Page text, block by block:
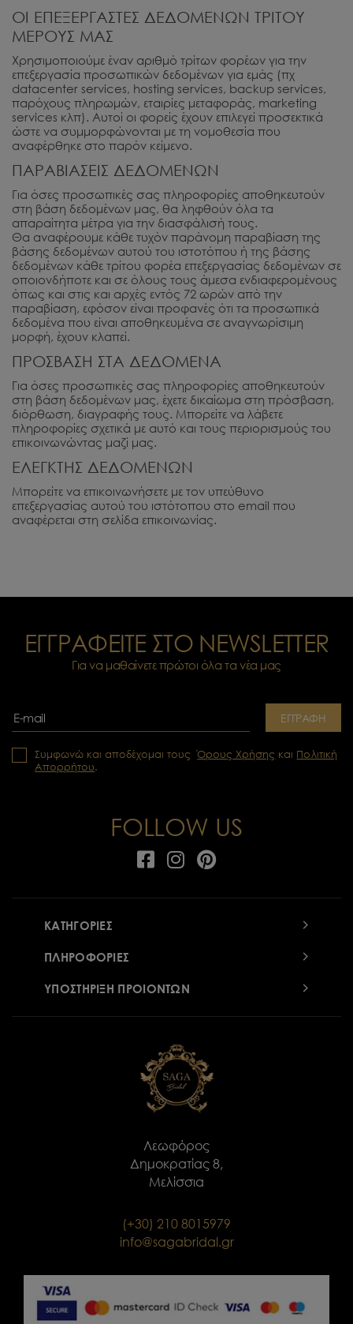
ΟΙ ΕΠΕΞΕΡΓΑΣΤΕΣ ΔΕΔΟΜΕΝΩΝ ΤΡΙΤΟΥ
ΜΕΡΟΥΣ ΜΑΣ
Χρησιμοποιούμε έναν αριθμό τρίτων φορέων για την
επεξεργασία προσωπικών δεδομένων για εμάς (πχ
datacenter services, hosting services, backup services,
παρόχους πληρωμών, εταιρίες μεταφοράς, marketing
services κλπ). Αυτοί οι φορείς έχουν επιλεγεί προσεκτικά
ώστε να συμμορφώνονται με τη νομοθεσία που
αναφέρθηκε στο παρόν κείμενο.
ΠΑΡΑΒΙΑΣΕΙΣ ΔΕΔΟΜΕΝΩΝ
Για όσες προσωπικές σας πληροφορίες αποθηκευτούν
στη βάση δεδομένων μας, θα ληφθούν όλα τα
απαραίτητα μέτρα για την διασφάλισή τους.
Θα αναφέρουμε κάθε τυχόν παράνομη παραβίαση της
βάσης δεδομένων αυτού του ιστοτόπου ή της βάσης
δεδομένων κάθε τρίτου φορέα επεξεργασίας δεδομένων σε
οποιονδήποτε και σε όλους τους άμεσα ενδιαφερομένους
όπως και στις και αρχές εντός 72 ωρών από την
παραβίαση, εφόσον είναι προφανές ότι τα προσωπικά
δεδομένα που είναι αποθηκευμένα σε αναγνωρίσιμη
μορφή, έχουν κλαπεί.
ΠΡΟΣΒΑΣΗ ΣΤΑ ΔΕΔΟΜΕΝΑ
Για όσες προσωπικές σας πληροφορίες αποθηκευτούν
στη βάση δεδομένων μας, έχετε δικαίωμα στη πρόσβαση,
διόρθωση, διαγραφής τους. Μπορείτε να λάβετε
πληροφορίες σχετικά με αυτό και τους περιορισμούς του
επικοινωνώντας μαζί μας.
ΕΛΕΓΚΤΗΣ ΔΕΔΟΜΕΝΩΝ
Μπορείτε να επικοινωνήσετε με τον υπεύθυνο
επεξεργασίας αυτού του ιστότοπου στο email που
αναφέρεται στη σελίδα επικοινωνίας.
ΕΓΓΡΑΦΕΙΤΕ ΣΤΟ NEWSLETTER
Για να μαθαίνετε πρώτοι όλα τα νέα μας
ΕΓΓΡΑΦΗ
Συμφωνώ και αποδέχομαι τουςΌρους Χρήσης και Πολιτική
Απορρήτου.
FOLLOW US
ΚΑΤΗΓΟΡΙΕΣ
ΠΛΗΡΟΦΟΡΙΕΣ
ΥΠΟΣΤΗΡΙΞΗ ΠΡΟΙΟΝΤΩΝ
Λεωφόρος
Δημοκρατίας 8,
Μελίσσια
(+30) 210 8015979
info@sagabridal.gr